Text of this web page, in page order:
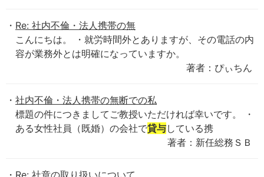
Re: 社内不倫・法人携帯の無
こんにちは。 ・就労時間外とありますが、その電話の内
容が業務外とは明確になっていますか。
著者：ぴぃちん
社内不倫・法人携帯の無断での私
標題の件につきましてご教授いただければ幸いです。 ・
ある女性社員（既婚）の会社で貸与している携
著者：新任総務ＳＢ